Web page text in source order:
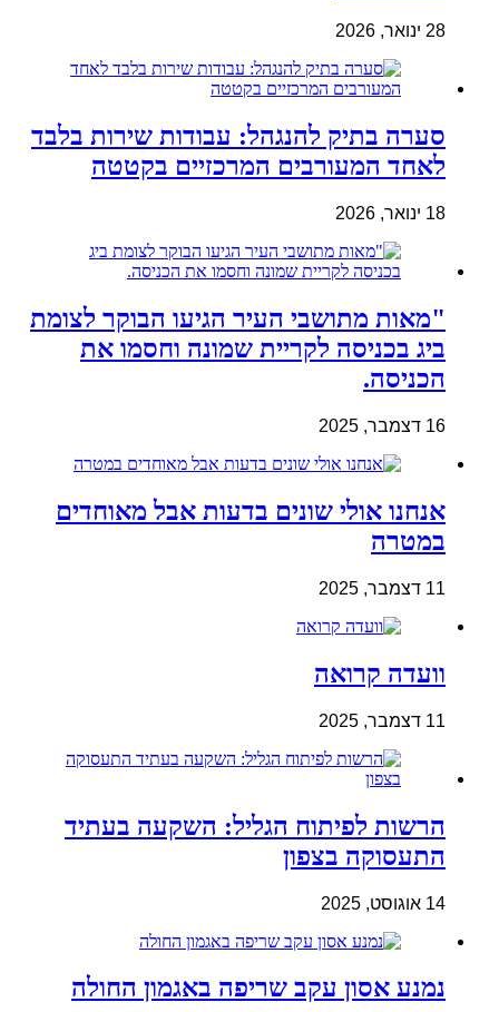
28 ינואר, 2026
סערה בתיק להנגהל: עבודות שירות בלבד
לאחד המעורבים המרכזיים בקטטה
18 ינואר, 2026
"מאות מתושבי העיר הגיעו הבוקר לצומת
ביג בכניסה לקריית שמונה וחסמו את
הכניסה.
16 דצמבר, 2025
אנחנו אולי שונים בדעות אבל מאוחדים
במטרה
11 דצמבר, 2025
וועדה קרואה
11 דצמבר, 2025
הרשות לפיתוח הגליל: השקעה בעתיד
התעסוקה בצפון
14 אוגוסט, 2025
נמנע אסון עקב שריפה באגמון החולה